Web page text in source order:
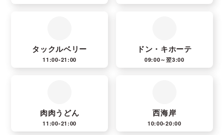
タックルベリー
11:00-21:00
ドン・キホーテ
09:00～翌3:00
肉肉うどん
11:00-21:00
西海岸
10:00-20:00